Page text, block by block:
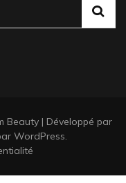
Beauty | Développé par
WordPress.